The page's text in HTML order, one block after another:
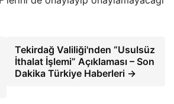
Tekirdağ Valiliği'nden “Usulsüz
İthalat İşlemi” Açıklaması – Son
Dakika Türkiye Haberleri →